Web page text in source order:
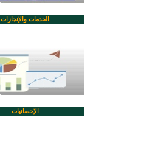
الخدمات والإنجازات
الإحصائيات